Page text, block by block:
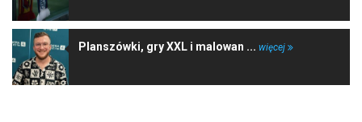
Planszówki, gry XXL i malowan ... więcej